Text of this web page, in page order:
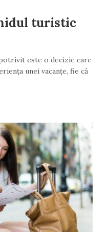
turistic
este o decizie care
unei vacanțe, fie că